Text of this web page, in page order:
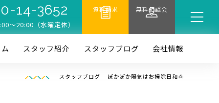
14-3652
〜20:00（水曜定休）
資料請求 無料相談会
スタッフ紹介 スタッフブログ 会社情報
— スタッフブログ— ぽかぽか陽気はお掃除日和🌞